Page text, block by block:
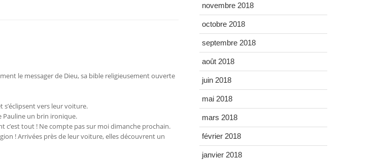
le messager de Dieu, sa bible religieusement ouverte
s’éclipsent vers leur voiture.
Pauline un brin ironique.
c’est tout ! Ne compte pas sur moi dimanche prochain.
! Arrivées près de leur voiture, elles découvrent un
novembre 2018
octobre 2018
septembre 2018
août 2018
juin 2018
mai 2018
mars 2018
février 2018
janvier 2018